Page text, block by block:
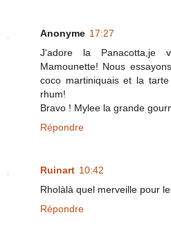
Anonyme 17:27
J'adore la Panacotta,je
Mamounette! Nous
coco martiniquais et la
rhum!
Bravo ! Mylee la grande
Répondre
Ruinart 10:42
Rholàlà quel merveille pour
Répondre